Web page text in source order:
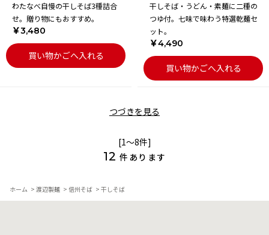
わたなべ自慢の干しそば3種詰合
せ。贈り物にもおすすめ。
￥3,480
買い物かごへ入れる
干しそば・うどん・素麺に二種の
つゆ付。七味で味わう特選乾麺セ
ット。
￥4,490
買い物かごへ入れる
つづきを見る
[1～8件]
12 件あります
ホーム > 渡辺製麺 > 信州そば > 干しそば